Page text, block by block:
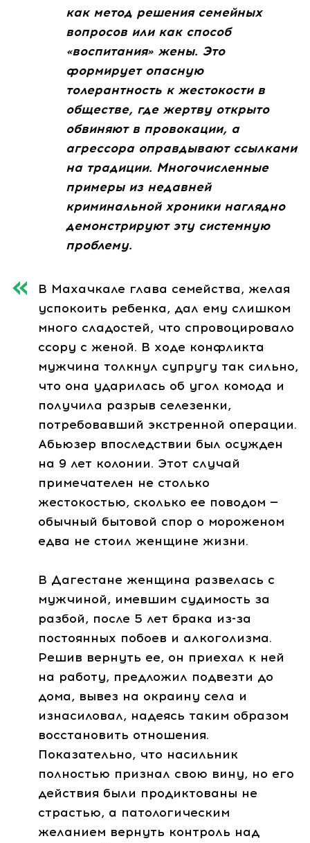
как метод решения семейных
вопросов или как способ
«воспитания» жены. Это
формирует опасную
толерантность к жестокости в
обществе, где жертву открыто
обвиняют в провокации, а
агрессора оправдывают ссылками
на традиции. Многочисленные
примеры из недавней
криминальной хроники наглядно
демонстрируют эту системную
проблему.
В Махачкале глава семейства, желая
успокоить ребенка, дал ему слишком
много сладостей, что спровоцировало
ссору с женой. В ходе конфликта
мужчина толкнул супругу так сильно,
что она ударилась об угол комода и
получила разрыв селезенки,
потребовавший экстренной операции.
Абьюзер впоследствии был осужден
на 9 лет колонии. Этот случай
примечателен не столько
жестокостью, сколько ее поводом —
обычный бытовой спор о мороженом
едва не стоил женщине жизни.
В Дагестане женщина развелась с
мужчиной, имевшим судимость за
разбой, после 5 лет брака из-за
постоянных побоев и алкоголизма.
Решив вернуть ее, он приехал к ней
на работу, предложил подвезти до
дома, вывез на окраину села и
изнасиловал, надеясь таким образом
восстановить отношения.
Показательно, что насильник
полностью признал свою вину, но его
действия были продиктованы не
страстью, а патологическим
желанием вернуть контроль над